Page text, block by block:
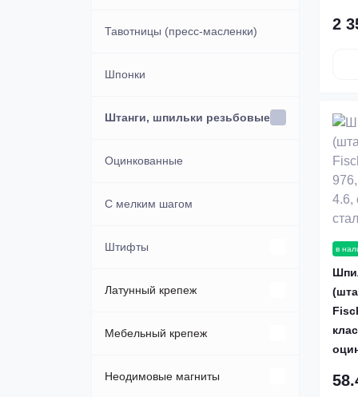
Тавотницы (пресс-масленки)
Шпонки
Штанги, шпильки резьбовые
Оцинкованные
С мелким шагом
Штифты
DIN 1444
DIN 6325
Латунный крепеж
Шайбы
Мебельный крепеж
Заглушки
Неодимовые магниты
2
в